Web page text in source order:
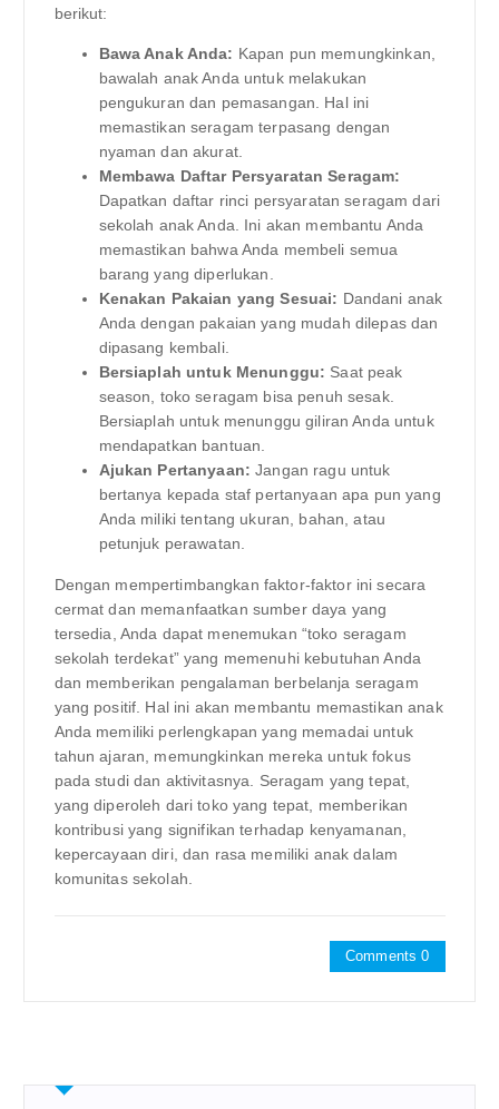
berikut:
Bawa Anak Anda: Kapan pun memungkinkan,
bawalah anak Anda untuk melakukan
pengukuran dan pemasangan. Hal ini
memastikan seragam terpasang dengan
nyaman dan akurat.
Membawa Daftar Persyaratan Seragam:
Dapatkan daftar rinci persyaratan seragam dari
sekolah anak Anda. Ini akan membantu Anda
memastikan bahwa Anda membeli semua
barang yang diperlukan.
Kenakan Pakaian yang Sesuai: Dandani anak
Anda dengan pakaian yang mudah dilepas dan
dipasang kembali.
Bersiaplah untuk Menunggu: Saat peak
season, toko seragam bisa penuh sesak.
Bersiaplah untuk menunggu giliran Anda untuk
mendapatkan bantuan.
Ajukan Pertanyaan: Jangan ragu untuk
bertanya kepada staf pertanyaan apa pun yang
Anda miliki tentang ukuran, bahan, atau
petunjuk perawatan.
Dengan mempertimbangkan faktor-faktor ini secara
cermat dan memanfaatkan sumber daya yang
tersedia, Anda dapat menemukan “toko seragam
sekolah terdekat” yang memenuhi kebutuhan Anda
dan memberikan pengalaman berbelanja seragam
yang positif. Hal ini akan membantu memastikan anak
Anda memiliki perlengkapan yang memadai untuk
tahun ajaran, memungkinkan mereka untuk fokus
pada studi dan aktivitasnya. Seragam yang tepat,
yang diperoleh dari toko yang tepat, memberikan
kontribusi yang signifikan terhadap kenyamanan,
kepercayaan diri, dan rasa memiliki anak dalam
komunitas sekolah.
Comments 0